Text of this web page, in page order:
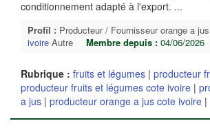
conditionnement adapté à l'export. ...
Profil : Producteur / Fournisseur orange a jus
ivoire Autre Membre depuis : 04/06/2026
Rubrique : fruits et légumes | producteur
producteur fruits et légumes cote ivoire |
a jus | producteur orange a jus cote ivoire |